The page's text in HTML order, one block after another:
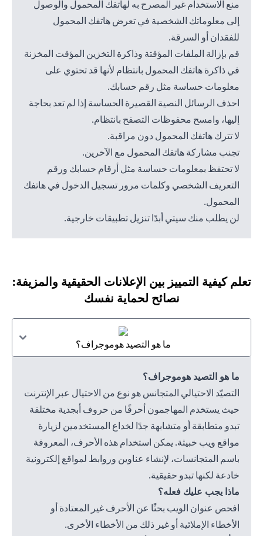
منع الاستخدام غير المصرح به لهاتفك المحمول والوصول
إلى معلوماتك الشخصية في تعرض هاتفك المحمول
للفقدان أو السرقة.
قم بإزالة الملفات المؤقتة وذاكرة التخزين المؤقت المخزنة
في ذاكرة هاتفك المحمول بانتظام لأنها قد تحتوي على
معلومات حساسة مثل رقم حسابك.
احذف الرسائل النصية القصيرة الحساسة إذا لم تعد بحاجة
إليها، وامسح محفوظات التصفح بانتظام.
لا تترك هاتفك المحمول دون مراقبة.
تجنب مشاركة هاتفك المحمول مع الآخرين.
لا تحتفظ بمعلومات حساسة مثل أرقام حسابك ورقم
التعريف الشخصي وكلمات مرور تسجيل الدخول في هاتفك
المحمول.
لن يطلب منك سيتي أبدًا تنزيل تطبيقات خارجية.
تعلم كيفية التمييز بين الإعلانات الحقيقية والمزيفة:
نصائح لحماية نفسك
ما هو التصيد هوموجراف؟
ما هو التصيد هوموجراف؟
التصيّد الاحتيالي المتجانس هو نوع من الاحتيال عبر الإنترنت
حيث يستخدم المهاجمون أحرفًا من حروف أبجدية مختلفة
تبدو متطابقة أو متشابهة جدًا لخداع المستخدمين لزيارة
مواقع ويب خبيثة. يمكن استخدام هذه الأحرف، المعروفة
باسم المتجانسات، لإنشاء عناوين وروابط لمواقع إلكترونية
خادعة لكنها تبدو حقيقية.
ماذا يجب عليك فعله؟
افحص عنوان الويب بحثًا عن الأحرف غير المعتادة أو
الأخطاء الإملائية أو غير ذلك من الأخطاء الأخرى.